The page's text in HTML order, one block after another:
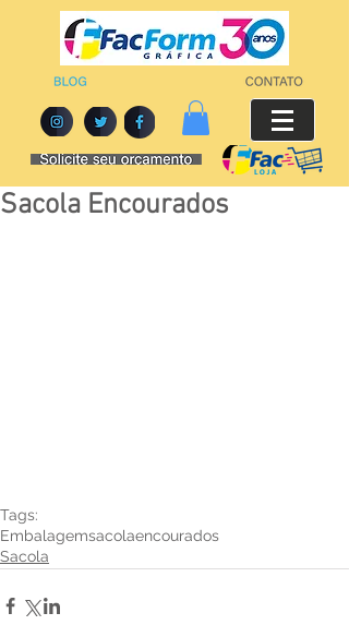
Sacola Encourados
Tags:
Embalagemsacolaencourados
Sacola